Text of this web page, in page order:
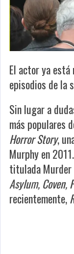
El actor ya está
episodios de la
Sin lugar a
más populares
Horror Story,
Murphy en
titulada Murder
Asylum, Coven,
recientemente,